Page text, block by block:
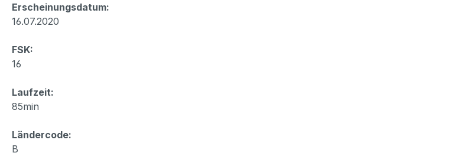
Erscheinungsdatum:
16.07.2020
FSK:
16
Laufzeit:
85min
Ländercode:
B